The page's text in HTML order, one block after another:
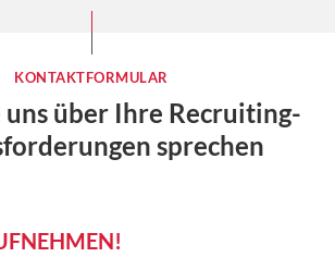
KONTAKTFORMULAR
uns über Ihre Recruiting-
sprechen